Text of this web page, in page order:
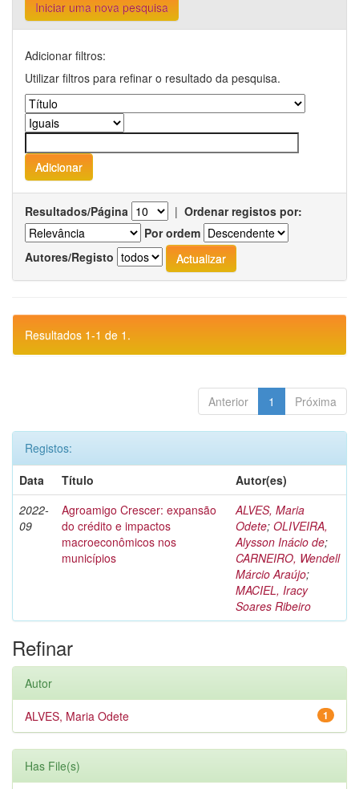
Iniciar uma nova pesquisa
Adicionar filtros:
Utilizar filtros para refinar o resultado da pesquisa.
Resultados/Página | Ordenar registos por:
Por ordem
Autores/Registo
Resultados 1-1 de 1.
Anterior 1 Próxima
Registos:
Data
Título
Autor(es)
2022-
09
Agroamigo Crescer: expansão
do crédito e impactos
macroeconômicos nos
municípios
ALVES, Maria
Odete; OLIVEIRA,
Alysson Inácio de;
CARNEIRO, Wendell
Márcio Araújo;
MACIEL, Iracy
Soares Ribeiro
Refinar
Autor
1
ALVES, Maria Odete
Has File(s)